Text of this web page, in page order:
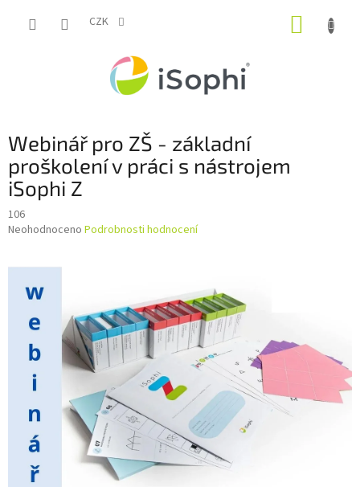
CZK
Webinář pro ZŠ - základní
proškolení v práci s nástrojem
iSophi Z
106
Průměrné
Neohodnoceno Podrobnosti hodnocení